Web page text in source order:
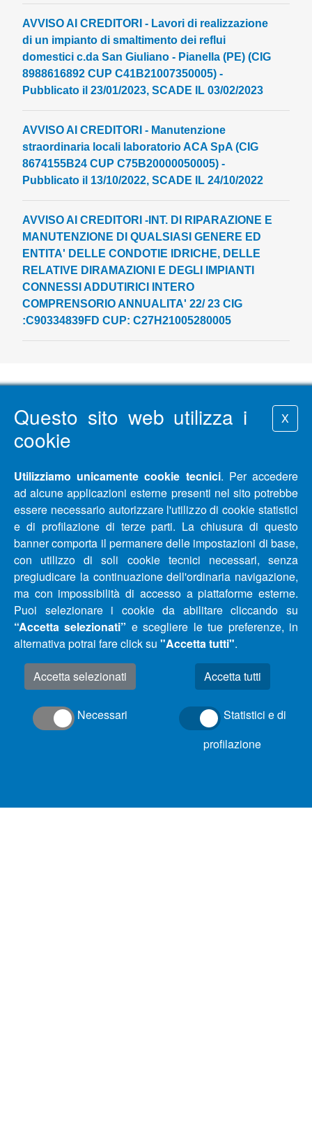
AVVISO AI CREDITORI - Lavori di realizzazione
di un impianto di smaltimento dei reflui
domestici c.da San Giuliano - Pianella (PE) (CIG
8988616892 CUP C41B21007350005) -
Pubblicato il 23/01/2023, SCADE IL 03/02/2023
AVVISO AI CREDITORI - Manutenzione
straordinaria locali laboratorio ACA SpA (CIG
8674155B24 CUP C75B20000050005) -
Pubblicato il 13/10/2022, SCADE IL 24/10/2022
AVVISO AI CREDITORI -INT. DI RIPARAZIONE E
MANUTENZIONE DI QUALSIASI GENERE ED
ENTITA' DELLE CONDOTIE IDRICHE, DELLE
RELATIVE DIRAMAZIONI E DEGLI IMPIANTI
CONNESSI ADDUTIRICI INTERO
COMPRENSORIO ANNUALITA' 22/ 23 CIG
:C90334839FD CUP: C27H21005280005
Questo sito web utilizza i
cookie
X
Utilizziamo unicamente cookie tecnici. Per accedere
ad alcune applicazioni esterne presenti nel sito potrebbe
essere necessario autorizzare l'utilizzo di cookie statistici
e di profilazione di terze parti. La chiusura di questo
banner comporta il permanere delle impostazioni di base,
con utilizzo di soli cookie tecnici necessari, senza
pregiudicare la continuazione dell'ordinaria navigazione,
ma con impossibilità di accesso a piattaforme esterne.
Puoi selezionare i cookie da abilitare cliccando su
“Accetta selezionati” e scegliere le tue preferenze, in
alternativa potrai fare click su "Accetta tutti".
Accetta selezionati
Necessari
Statistici e di
profilazione